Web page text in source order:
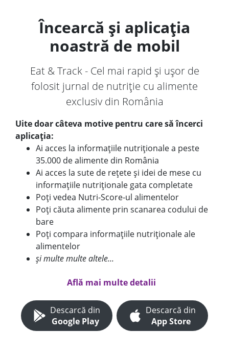
Încearcă și aplicația
noastră de mobil
Eat & Track - Cel mai rapid și ușor de
folosit jurnal de nutriție cu alimente
exclusiv din România
Uite doar câteva motive pentru care să încerci
aplicația:
Ai acces la informațiile nutriționale a peste
35.000 de alimente din România
Ai acces la sute de rețete și idei de mese cu
informațiile nutriționale gata completate
Poți vedea Nutri-Score-ul alimentelor
Poți căuta alimente prin scanarea codului de
bare
Poți compara informațiile nutriționale ale
alimentelor
și multe multe altele...
Află mai multe detalii
Descarcă din
Google Play
Descarcă din
App Store